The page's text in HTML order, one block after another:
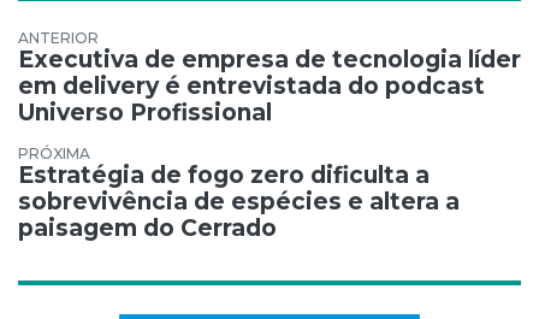
Navegação de Post
Executiva de empresa de tecnologia líder
em delivery é entrevistada do podcast
Universo Profissional
Estratégia de fogo zero dificulta a
sobrevivência de espécies e altera a
paisagem do Cerrado